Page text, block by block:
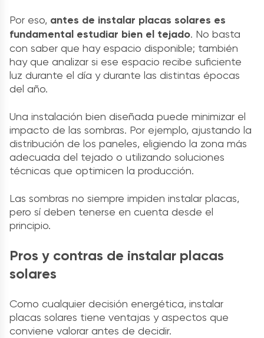
Por eso, antes de instalar placas solares es
fundamental estudiar bien el tejado. No basta
con saber que hay espacio disponible; también
hay que analizar si ese espacio recibe suficiente
luz durante el día y durante las distintas épocas
del año.
Una instalación bien diseñada puede minimizar el
impacto de las sombras. Por ejemplo, ajustando la
distribución de los paneles, eligiendo la zona más
adecuada del tejado o utilizando soluciones
técnicas que optimicen la producción.
Las sombras no siempre impiden instalar placas,
pero sí deben tenerse en cuenta desde el
principio.
Pros y contras de instalar placas
solares
Como cualquier decisión energética, instalar
placas solares tiene ventajas y aspectos que
conviene valorar antes de decidir.